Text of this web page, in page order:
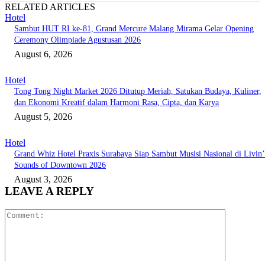
RELATED ARTICLES
Hotel
Sambut HUT RI ke-81, Grand Mercure Malang Mirama Gelar Opening
Ceremony Olimpiade Agustusan 2026
August 6, 2026
Hotel
Tong Tong Night Market 2026 Ditutup Meriah, Satukan Budaya, Kuliner,
dan Ekonomi Kreatif dalam Harmoni Rasa, Cipta, dan Karya
August 5, 2026
Hotel
Grand Whiz Hotel Praxis Surabaya Siap Sambut Musisi Nasional di Livin’
Sounds of Downtown 2026
August 3, 2026
LEAVE A REPLY